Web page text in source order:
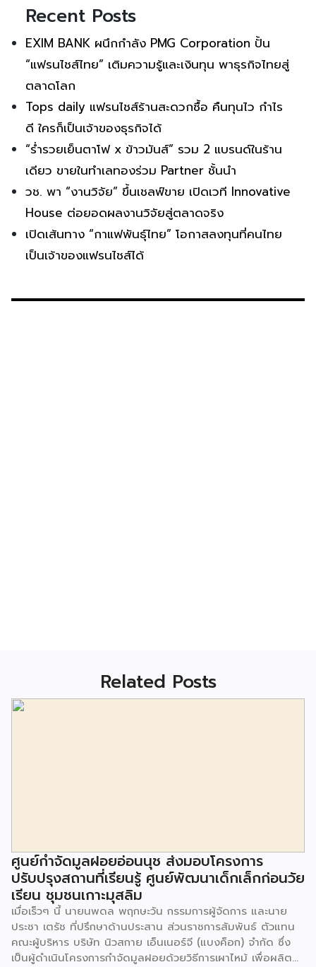
Recent Posts
EXIM BANK ผนึกกำลัง PMG Corporation ปั้น
“แฟรนไชส์ไทย” เติมความรู้และเงินทุน พาธุรกิจไทยสู่
ตลาดโลก
Tops daily แฟรนไชส์ร้านสะดวกซื้อ คืนทุนไว กำไร
ดี ใครก็เป็นเจ้าของธุรกิจได้
“ร่ำรวยเย็นตาโฟ x ข้าวมันส์” รวม 2 แบรนด์ในร้าน
เดียว ขายในทำเลทองร่วม Partner ชั้นนำ
วช. พา “งานวิจัย” ขึ้นเชลฟ์ขาย เปิดเวที Innovative
House ต่อยอดผลงานวิจัยสู่ตลาดจริง
เปิดเส้นทาง “กาแฟพันธุ์ไทย” โอกาสลงทุนที่คนไทย
เป็นเจ้าของแฟรนไชส์ได้
Related Posts
ศูนย์กำจัดมูลฝอยอ่อนนุช ส่งมอบโครงการ
ปรับปรุงสถานที่เรียนรู้ ศูนย์พัฒนาเด็กเล็กก่อนวัย
เรียน ชุมชนเกาะมุสลิม
เมื่อเร็วๆ นี้ นายนพดล พฤกษะวัน กรรมการผู้จัดการ และนาย
ประชา เตรัช ที่ปรึกษาด้านประสาน ส่วนราชการสัมพันธ์ ตัวแทน
คณะผู้บริหาร บริษัท นิวสกาย เอ็นเนอร์จี (แบงค็อก) จํากัด ซึ่ง
เป็นผู้ดำเนินโครงการกำจัดมูลฝอยด้วยวิธีการเผาไหม้ เพื่อผลิต